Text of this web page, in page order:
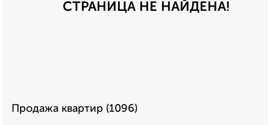
СТРАНИЦА НЕ НАЙДЕНА!
Продажа квартир (1096)